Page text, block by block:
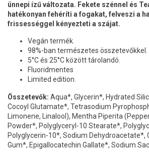
ünnepi ízű változata. Fekete szénnel és
hatékonyan fehéríti a fogakat, felveszi a
frissességgel kényezteti a szájat.
Vegán termék.
98%-ban természetes összetevőkkel.
5°C és 25°C között tárolandó.
Fluoridmentes
Limited edition.
Összetevők: Aqua*, Glycerin*, Hydrated
Cocoyl Glutamate*, Tetrasodium
Limonene, Linalool), Mentha Piperita
Powder*, Polyglyceryl-10 Stearate*,
Polyglycerin-10*, Sodium Dehydroacetate*,
Gum*, Epigallocatechin Gallate*, Sodium